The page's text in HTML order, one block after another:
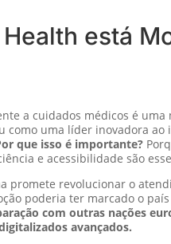
está
a cuidados médicos é
como uma líder inovadora
que isso é importante?
e acessibilidade são
promete revolucionar o
poderia ter marcado o
com outras nações
avançados.